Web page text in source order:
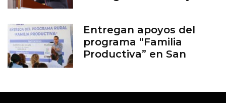
Entregan apoyos del
programa “Familia
Productiva” en San